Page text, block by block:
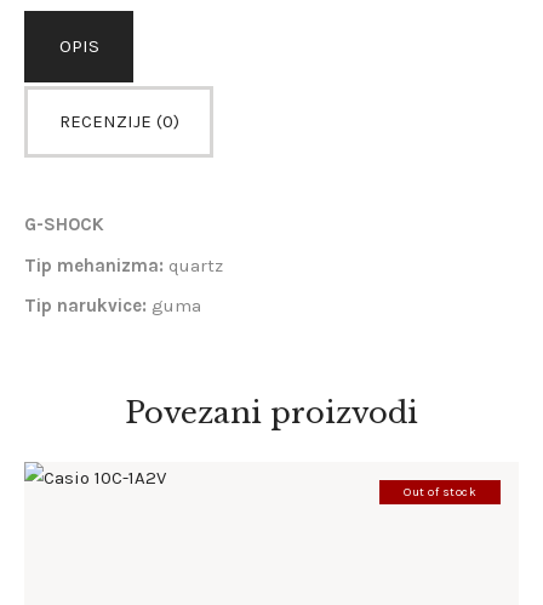
OPIS
RECENZIJE (0)
G-SHOCK
Tip mehanizma: quartz
Tip narukvice: guma
Povezani proizvodi
Out of stock